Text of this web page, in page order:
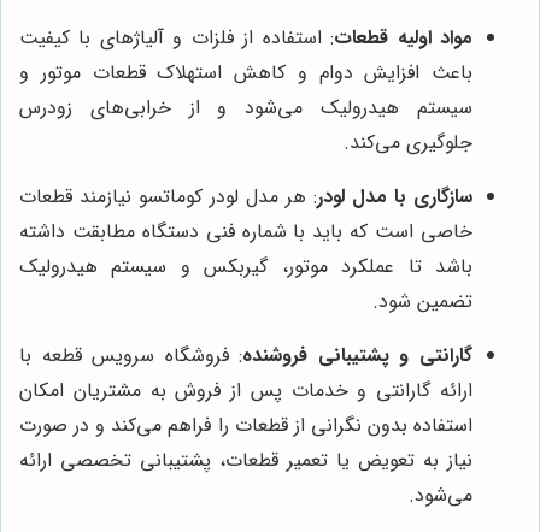
مواد اولیه قطعات: استفاده از فلزات و آلیاژهای با کیفیت
باعث افزایش دوام و کاهش استهلاک قطعات موتور و
سیستم هیدرولیک می‌شود و از خرابی‌های زودرس
جلوگیری می‌کند.
سازگاری با مدل لودر: هر مدل لودر کوماتسو نیازمند قطعات
خاصی است که باید با شماره فنی دستگاه مطابقت داشته
باشد تا عملکرد موتور، گیربکس و سیستم هیدرولیک
تضمین شود.
گارانتی و پشتیبانی فروشنده: فروشگاه سرویس قطعه با
ارائه گارانتی و خدمات پس از فروش به مشتریان امکان
استفاده بدون نگرانی از قطعات را فراهم می‌کند و در صورت
نیاز به تعویض یا تعمیر قطعات، پشتیبانی تخصصی ارائه
می‌شود.